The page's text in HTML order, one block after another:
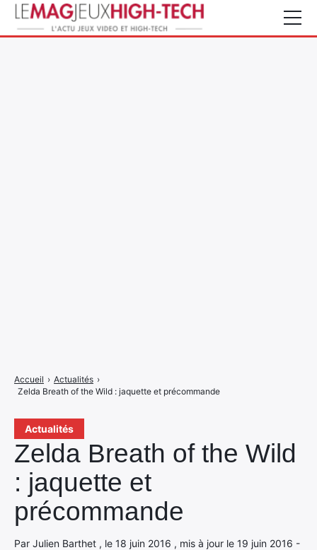
Actualités
Zelda Breath of the Wild
: jaquette et
précommande
Par Julien Barthet , le 18 juin 2016 , mis à jour le 19 juin 2016 -
Accueil › Actualités ›
Zelda Breath of the Wild : jaquette et précommande